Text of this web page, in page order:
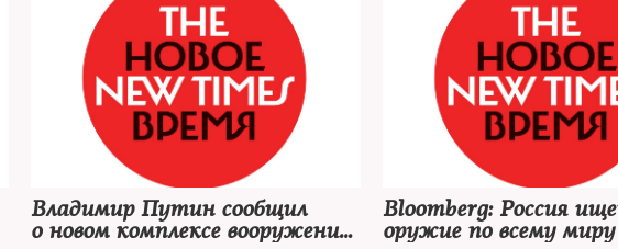
Владимир Путин сообщил
о новом комплексе вооружений,
Bloomberg: Россия
оружие по всему